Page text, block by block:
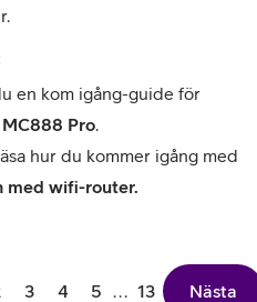
Pro.
hur du kommer igång med
med wifi-router.
3 4 5 ... 13 Nästa